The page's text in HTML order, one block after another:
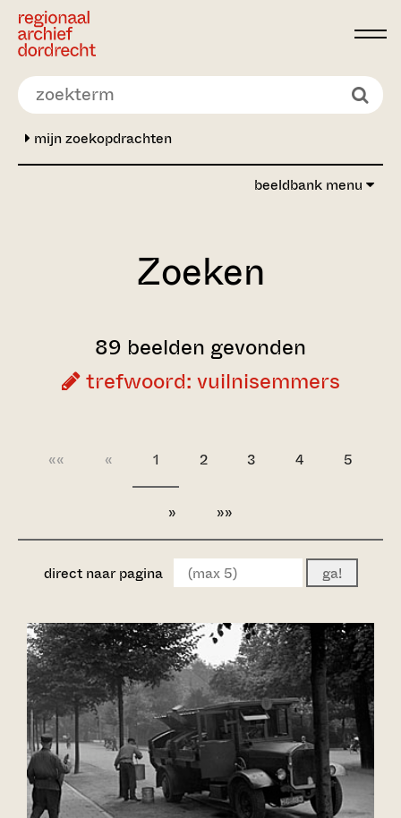
Ga direct naar de inhoud
mijn zoekopdrachten
beeldbank menu
Zoeken
89 beelden gevonden
trefwoord: vuilnisemmers
«« « 1 2 3 4 5
» »»
direct naar pagina ga!